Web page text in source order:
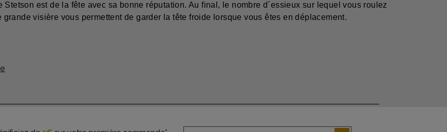
est de la fête avec sa bonne réputation. Au final, le nombre d´essieux sur lequel vous roulez
visière vous permettent de garder la tête froide lorsque vous êtes en déplacement.